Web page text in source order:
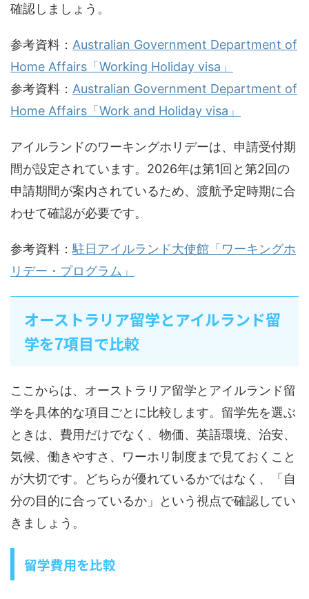
確認しましょう。
参考資料： Australian Government Department of
Home Affairs「Working Holiday visa」
参考資料： Australian Government Department of
Home Affairs「Work and Holiday visa」
アイルランドのワーキングホリデーは、申請受付期
間が設定されています。2026年は第1回と第2回の
申請期間が案内されているため、渡航予定時期に合
わせて確認が必要です。
参考資料： 駐日アイルランド大使館「ワーキングホ
リデー・プログラム」
オーストラリア留学とアイルランド留
学を7項目で比較
ここからは、オーストラリア留学とアイルランド留
学を具体的な項目ごとに比較します。留学先を選ぶ
ときは、費用だけでなく、物価、英語環境、治安、
気候、働きやすさ、ワーホリ制度まで見ておくこと
が大切です。どちらが優れているかではなく、「自
分の目的に合っているか」という視点で確認してい
きましょう。
留学費用を比較